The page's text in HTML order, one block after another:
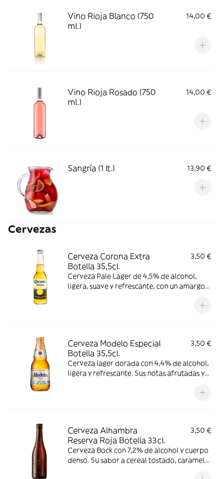
Vino Rioja Blanco (750
ml.)
14,00 €
Vino Rioja Rosado (750
ml.)
14,00 €
Sangría (1 lt.) 13,90 €
Cervezas
Cerveza Corona Extra
Botella 35,5cl.
3,50 €
Cerveza Pale Lager de 4,5% de alcohol,
ligera, suave y refrescante, con un amargor
Cerveza Modelo Especial
Botella 35,5cl.
3,50 €
Cerveza lager dorada con 4,4% de alcohol,
ligera y refrescante. Sus notas afrutadas y
Cerveza Alhambra
Reserva Roja Botella 33cl.
3,50 €
Cerveza Bock con 7,2% de alcohol y cuerpo
denso. Su sabor a cereal tostado, caramelo